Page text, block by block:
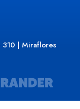
| Miraflores